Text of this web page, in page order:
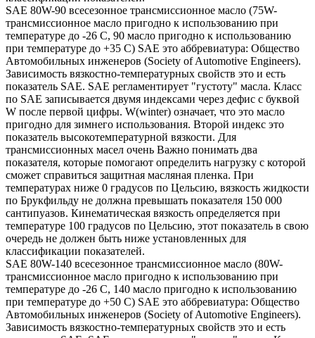
SAE 80W-90 всесезонное трансмиссионное масло (75W-
трансмиссионное масло пригодно к использованию при
температуре до -26 С, 90 масло пригодно к использованию
при температуре до +35 С) SAE это аббревиатура: Общество
Автомобильных инженеров (Society of Automotive Engineers).
Зависимость вязкостно-температурных свойств это и есть
показатель SAE. SAE регламентирует "густоту" масла. Класс
по SAE записывается двумя индексами через дефис с буквой
W после первой цифры. W(winter) означает, что это масло
пригодно для зимнего использования. Второй индекс это
показатель высокотемпературной вязкости. Для
трансмиссионных масел очень Важно понимать два
показателя, которые помогают определить нагрузку с которой
сможет справиться защитная масляная пленка. При
температурах ниже 0 градусов по Цельсию, вязкость жидкости
по Брукфильду не должна превышать показателя 150 000
сантипуазов. Кинематическая вязкость определяется при
температуре 100 градусов по Цельсию, этот показатель в свою
очередь не должен быть ниже установленных для
классификации показателей.
SAE 80W-140 всесезонное трансмиссионное масло (80W-
трансмиссионное масло пригодно к использованию при
температуре до -26 С, 140 масло пригодно к использованию
при температуре до +50 С) SAE это аббревиатура: Общество
Автомобильных инженеров (Society of Automotive Engineers).
Зависимость вязкостно-температурных свойств это и есть